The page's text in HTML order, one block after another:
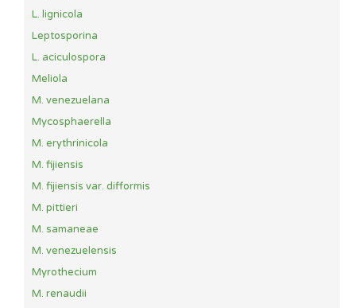
L. lignicola
Leptosporina
L. aciculospora
Meliola
M. venezuelana
Mycosphaerella
M. erythrinicola
M. fijiensis
M. fijiensis var. difformis
M. pittieri
M. samaneae
M. venezuelensis
Myrothecium
M. renaudii